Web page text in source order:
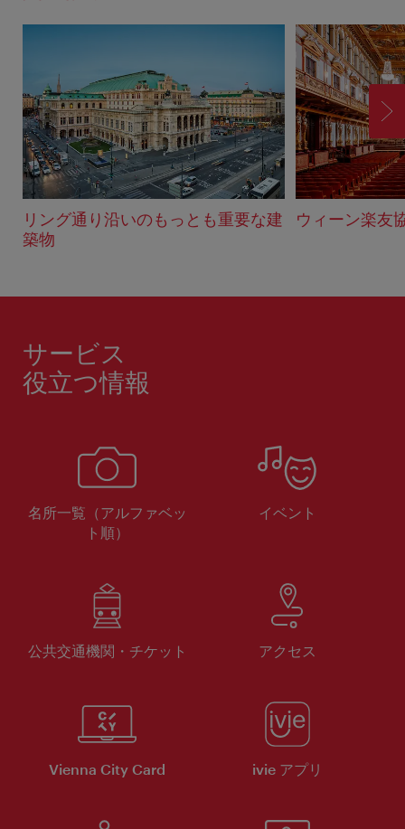
リング通り沿いのもっとも重要な建
築物
ウィーン楽友
進
む
サービス
役立つ情報
名所一覧（アルファベッ
ト順）
イベント
公共交通機関・チケット アクセス
Vienna City Card ivie アプリ